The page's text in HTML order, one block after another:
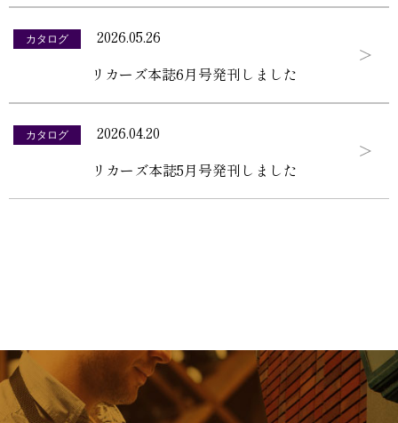
カタログ
2026.05.26
リカーズ本誌6月号発刊しました
カタログ
2026.04.20
リカーズ本誌5月号発刊しました